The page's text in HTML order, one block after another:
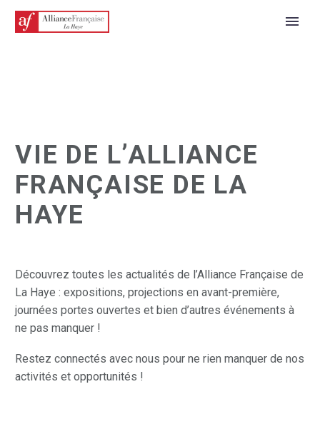
FRANÇAIS
VIE DE L’ALLIANCE
FRANÇAISE DE LA
HAYE
Découvrez toutes les actualités de l’Alliance Française de
La Haye : expositions, projections en avant-première,
journées portes ouvertes et bien d’autres événements à
ne pas manquer !
Restez connectés avec nous pour ne rien manquer de nos
activités et opportunités !